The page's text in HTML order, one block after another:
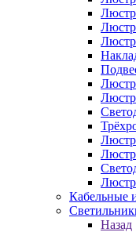
Кабельные
Назад